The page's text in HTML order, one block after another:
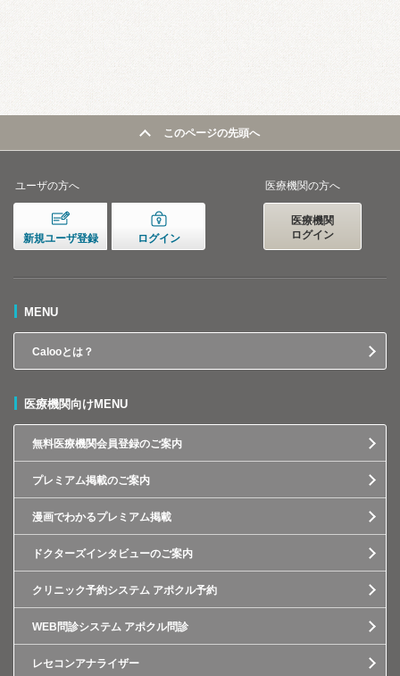
このページの先頭へ
ユーザの方へ
新規ユーザ登録 ログイン
医療機関の方へ
医療機関
ログイン
MENU
Calooとは？
医療機関向けMENU
無料医療機関会員登録のご案内
プレミアム掲載のご案内
漫画でわかるプレミアム掲載
ドクターズインタビューのご案内
クリニック予約システム アポクル予約
WEB問診システム アポクル問診
レセコンアナライザー